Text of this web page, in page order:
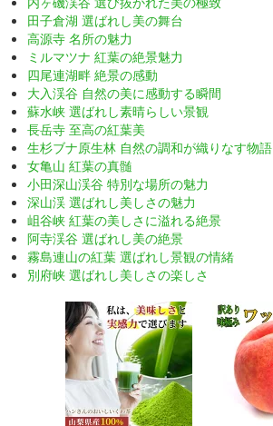
田子倉湖 選ばれし美の舞台
高源寺 名所の魅力
ミルマツナ 紅葉の絶景魅力
四尾連湖畔 絶景の感動
大入渓谷 自然の美に感動する瞬間
蘇水峡 選ばれし素晴らしい景観
長岳寺 至高の紅葉美
生杉ブナ原生林 自然の調和が織りなす物語
女亀山 紅葉の真髄
小田深山渓谷 特別な場所の魅力
深山渓 選ばれし美しさの魅力
岨谷峡 紅葉の美しさに溢れる絶景
阿寺渓谷 選ばれし美の絶景
霧島連山の紅葉 選ばれし景観の情緒
別府峡 選ばれし美しさの楽しさ